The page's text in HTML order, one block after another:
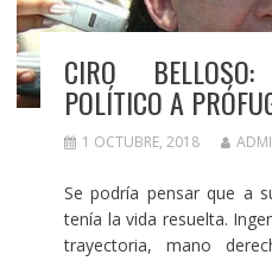
CIRO
POLÍTICO A
1 OCTUBRE, 2018
Se podría pensar que a
tenía la vida resuelta.
trayectoria, mano